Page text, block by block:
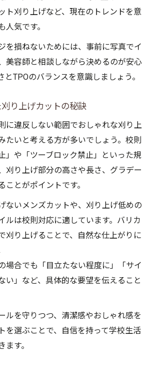
ト刈り上げなど、現在のトレンドを意
人気です。
を損ねないためには、事前に写真でイ
美容師と相談しながら決めるのが安心
とTPOのバランスを意識しましょう。
り上げカットの秘訣
に違反しない範囲でおしゃれな刈り上
たいと考える方が多いでしょう。校則
」や「ツーブロック禁止」といった規
刈り上げ部分の高さや長さ、グラデー
ことがポイントです。
ないメンズカットや、刈り上げ低めの
ルは校則対応に適しています。バリカ
刈り上げることで、自然な仕上がりに
場合でも「目立たない程度に」「サイ
い」など、具体的な要望を伝えること
ルを守りつつ、清潔感やおしゃれ感を
を選ぶことで、自信を持って学校生活
す。